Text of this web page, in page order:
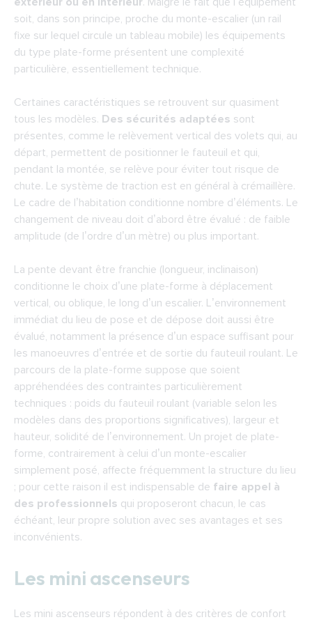
soit, dans son principe, proche du monte-escalier (un rail
fixe sur lequel circule un tableau mobile) les équipements
du type plate-forme présentent une complexité
particulière, essentiellement technique.
Certaines caractéristiques se retrouvent sur quasiment
tous les modèles. Des sécurités adaptées sont
présentes, comme le relèvement vertical des volets qui, au
départ, permettent de positionner le fauteuil et qui,
pendant la montée, se relève pour éviter tout risque de
chute. Le système de traction est en général à crémaillère.
Le cadre de l’habitation conditionne nombre d’éléments. Le
changement de niveau doit d’abord être évalué : de faible
amplitude (de l’ordre d’un mètre) ou plus important.
La pente devant être franchie (longueur, inclinaison)
conditionne le choix d’une plate-forme à déplacement
vertical, ou oblique, le long d’un escalier. L’environnement
immédiat du lieu de pose et de dépose doit aussi être
évalué, notamment la présence d’un espace suffisant pour
les manoeuvres d’entrée et de sortie du fauteuil roulant. Le
parcours de la plate-forme suppose que soient
appréhendées des contraintes particulièrement
techniques : poids du fauteuil roulant (variable selon les
modèles dans des proportions significatives), largeur et
hauteur, solidité de l’environnement. Un projet de plate-
forme, contrairement à celui d’un monte-escalier
simplement posé, affecte fréquemment la structure du lieu
; pour cette raison il est indispensable de faire appel à
des professionnels qui proposeront chacun, le cas
échéant, leur propre solution avec ses avantages et ses
inconvénients.
Les mini ascenseurs
Les mini ascenseurs répondent à des critères de confort